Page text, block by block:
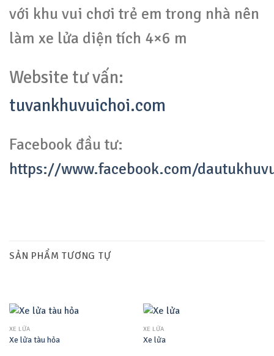
với khu vui chơi trẻ em trong nhà nên
làm xe lửa diện tích 4×6 m
Website tư vấn:
tuvankhuvuichoi.com
Facebook đầu tư:
https://www.facebook.com/
SẢN PHẨM TƯƠNG TỰ
XE LỬA
Xe lửa tàu hỏa
XE LỬA
Xe lửa